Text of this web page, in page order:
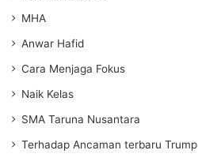
MHA
Anwar Hafid
Cara Menjaga Fokus
Naik Kelas
SMA Taruna Nusantara
Terhadap Ancaman terbaru Trump